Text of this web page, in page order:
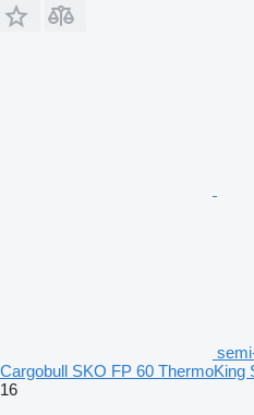
Cargobull SKO FP 60 ThermoKing
16